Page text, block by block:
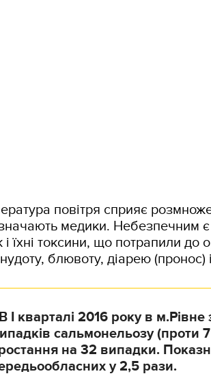
повітря сприяє
медики. Небезпечним є
і їхні токсини, що потрапили до
блювоту, діарею (пронос)
І кварталі 2016 року в
сальмонельозу (проти
на 32 випадки.
у 2,5 рази.